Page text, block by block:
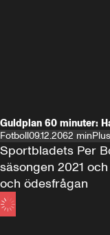
Guldplan 60 minuter:
Fotboll09.12.2062 minPlus
Sportbladets Per
säsongen 2021
och ödesfrågan